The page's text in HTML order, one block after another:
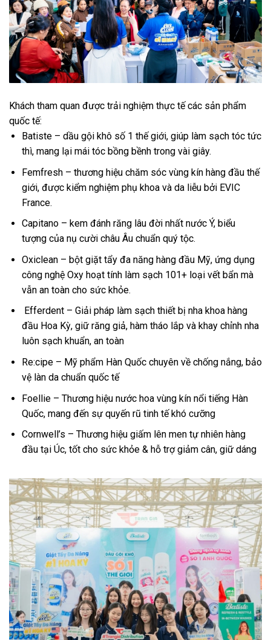
Khách tham quan được trải nghiệm thực tế các sản phẩm
quốc tế:
Batiste – dầu gội khô số 1 thế giới, giúp làm sạch tóc tức
thì, mang lại mái tóc bồng bềnh trong vài giây.
Femfresh – thương hiệu chăm sóc vùng kín hàng đầu thế
giới, được kiểm nghiệm phụ khoa và da liễu bởi EVIC
France.
Capitano – kem đánh răng lâu đời nhất nước Ý, biểu
tượng của nụ cười châu Âu chuẩn quý tộc.
Oxiclean – bột giặt tẩy đa năng hàng đầu Mỹ, ứng dụng
công nghệ Oxy hoạt tính làm sạch 101+ loại vết bẩn mà
vẫn an toàn cho sức khỏe.
Efferdent – Giải pháp làm sạch thiết bị nha khoa hàng
đầu Hoa Kỳ, giữ răng giả, hàm tháo lắp và khay chỉnh nha
luôn sạch khuẩn, an toàn
Re:cipe – Mỹ phẩm Hàn Quốc chuyên về chống nắng, bảo
vệ làn da chuẩn quốc tế
Foellie – Thương hiệu nước hoa vùng kín nổi tiếng Hàn
Quốc, mang đến sự quyến rũ tinh tế khó cưỡng
Cornwell’s – Thương hiệu giấm lên men tự nhiên hàng
đầu tại Úc, tốt cho sức khỏe & hỗ trợ giảm cân, giữ dáng